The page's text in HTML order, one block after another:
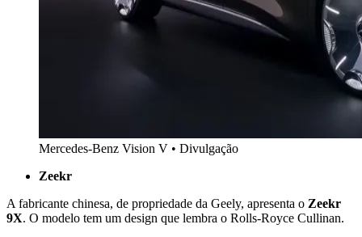
Mercedes-Benz Vision V • Divulgação
Zeekr
A fabricante chinesa, de propriedade da Geely, apresenta o Zeekr
9X. O modelo tem um design que lembra o Rolls-Royce Cullinan.